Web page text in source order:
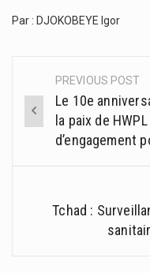
Par : DJOKOBEYE Igor
Post
navigation
PREVIOUS POST
Le 10e
la paix de
d’engagement
Tchad :